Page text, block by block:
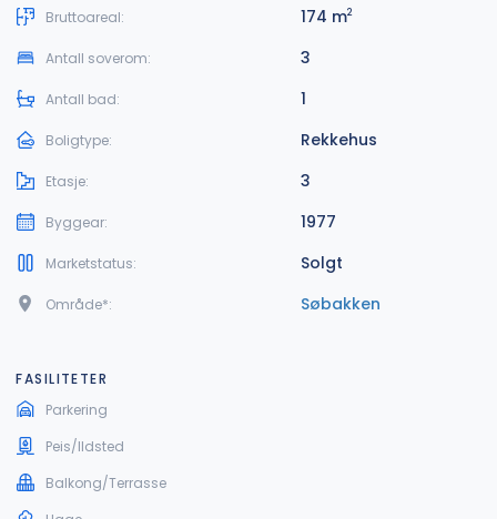
Bruttoareal: 174 m2
Antall soverom: 3
Antall bad: 1
Boligtype: Rekkehus
Etasje: 3
Byggear: 1977
Marketstatus: Solgt
Område*: Søbakken
FASILITETER
Parkering
Peis/Ildsted
Balkong/Terrasse